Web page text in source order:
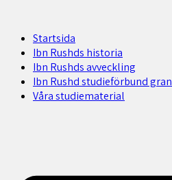
Startsida
Ibn Rushds historia
Ibn Rushds avveckling
Ibn Rushd studieförbund
Våra studiematerial